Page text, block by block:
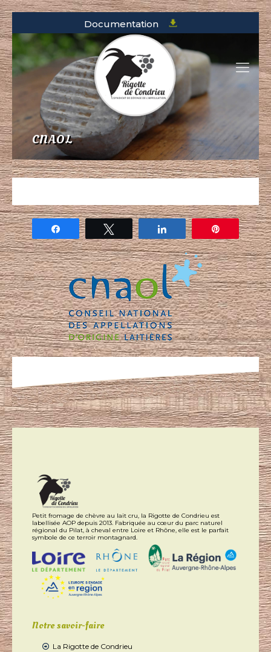
Documentation
CNAOL
Partagez Tweetez Partagez Épingle
Petit fromage de chèvre au lait cru, la Rigotte de Condrieu est
labellisée AOP depuis 2013. Fabriquée au cœur du parc naturel
régional du Pilat, à cheval entre Loire et Rhône, elle est le parfait
symbole de ce terroir montagnard.
Notre savoir-faire
La Rigotte de Condrieu